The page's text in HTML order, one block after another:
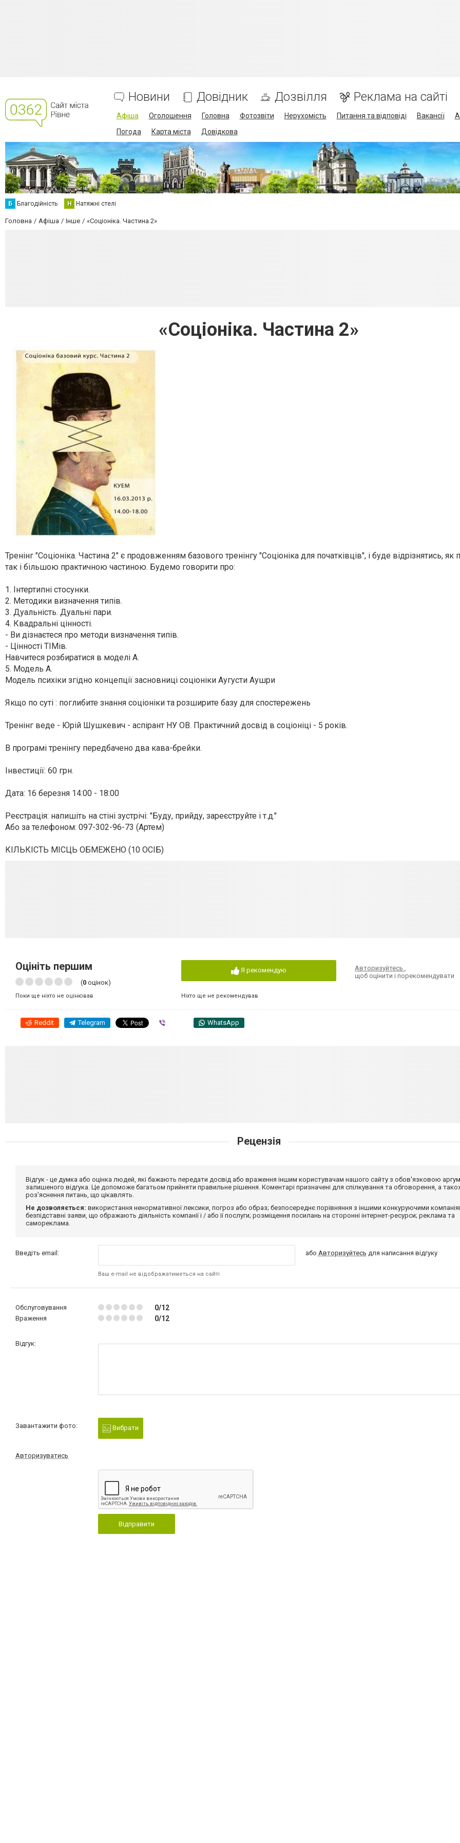
Новини Довідник Дозвілля Реклама на сайті
Афіша Оголошення Головна Фотозвіти Нерухомість Питання та відповіді Вакансії
Погода
Карта міста Довідкова
Б Благодійність Н Натяжні стелі
Головна Афіша Інше «Соціоніка. Частина 2»
«Соціоніка. Частина 2»
Тренінг "Соціоніка. Частина 2" є продовженням базового тренінгу "Соціоніка для початківців", і буде відрізнятись,
так і більшою практичною частиною. Будемо говорити про:
1. Інтертипні стосунки.
2. Методики визначення типів.
3. Дуальність. Дуальні пари.
4. Квадральні цінності.
- Ви дізнаєтеся про методи визначення типів.
- Цінності ТІМів.
Навчитеся розбиратися в моделі А.
5. Модель А.
Модель психіки згідно концепції засновниці соціоніки Аугусти Аушри
Якщо по суті : поглибите знання соціоніки та розширите базу для спостережень
Тренінг веде - Юрій Шушкевич - аспірант НУ ОВ. Практичний досвід в соціоніці - 5 років.
В програмі тренінгу передбачено два кава-брейки.
Інвестиції: 60 грн.
Дата: 16 березня 14:00 - 18:00
Реєстрація: напишіть на стіні зустрічі: "Буду, прийду, зареєструйте і т.д."
Або за телефоном: 097-302-96-73 (Артем)
КІЛЬКІСТЬ МІСЦЬ ОБМЕЖЕНО (10 ОСІБ)
Оцініть першим
(0 оцінок)
Поки ще ніхто не оцінював
Я рекомендую
Ніхто ще не рекомендував
Авторизуйтесь,
щоб оцінити і порекомендувати
Reddit Telegram WhatsApp
Рецензія
Відгук - це думка або оцінка людей, які бажають передати досвід або враження іншим користувачам нашого сайту з обов'язковою
залишеного відгука. Це допоможе багатьом прийняти правильне рішення. Коментарі призначені для спілкування та обговорення, а
роз'яснення питань, що цікавлять.
Не дозволяється: використання ненормативної лексики, погроз або образ; безпосереднє порівняння з іншими конкуруючими
безпідставні заяви, що ображають діяльність компанії і / або її послуги; розміщення посилань на сторонні інтернет-ресурси; реклама та
самореклама.
Введіть email:
Ваш e-mail не відображатиметься на сайті
або Авторизуйтесь для написання відгуку
Обслуговування 0/12
Враження 0/12
Відгук:
Завантажити фото: Вибрати
Авторизуватись
Відправити